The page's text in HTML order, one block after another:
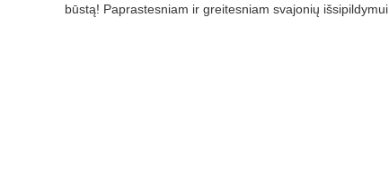
būstą! Paprastesniam ir greitesniam svajonių išsipildymui